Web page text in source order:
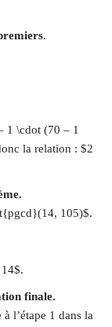
1 \cdot (70 – 1
la relation : $2
105)$.
finale.
l’étape 1 dans la